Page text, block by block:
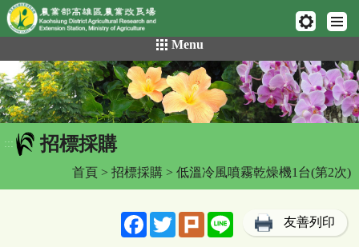
網頁置頂
到
主
要
內
容
區
Menu
::: 招標採購
首頁 > 招標採購 > 低溫冷風噴霧乾燥機1台(第2次)
FacebookTwitterPlurk Line 友善列印